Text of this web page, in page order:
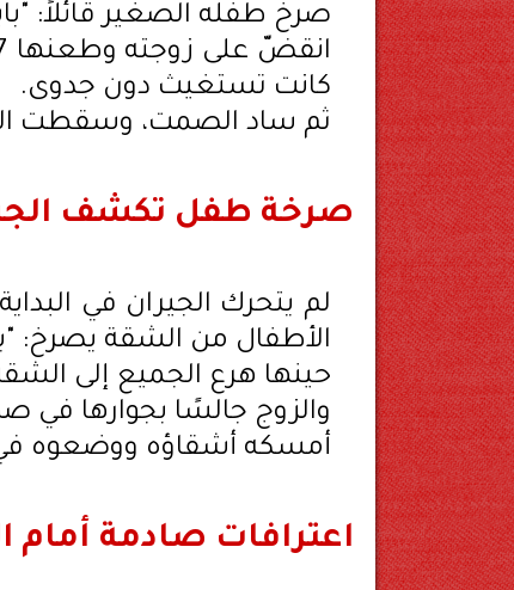
صرخ طفله الصغير قائلاً:
كانت تستغيث دون جدوى.
ثم ساد الصمت، وسقطت
صرخة طفل تكشف
لم يتحرك الجيران في
الأطفال من الشقة يصرخ:
حينها هرع الجميع إلى
والزوج جالسًا بجوارها في
أمسكه أشقاؤه ووضعوه
اعترافات صادمة أمام